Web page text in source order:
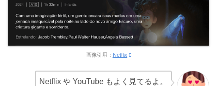
画像引用： Netflix
Netflix や YouTube もよく見てるよ。